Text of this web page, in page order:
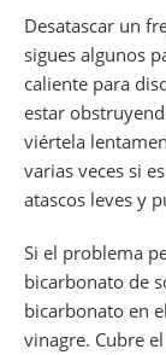
Desatascar un
sigues algunos
caliente para
estar
viértela
varias veces si
atascos leves y
Si el problema
bicarbonato de
bicarbonato en
vinagre. Cubre